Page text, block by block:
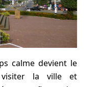
calme devient le
la ville et